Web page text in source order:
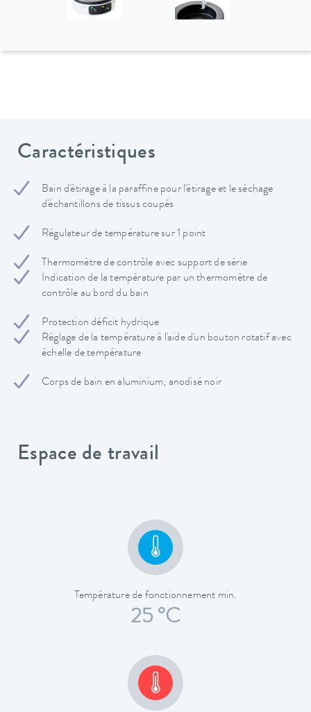
Caractéristiques
Bain d'étirage à la paraffine pour l'étirage et le séchage
d'échantillons de tissus coupés
Régulateur de température sur 1 point
Thermomètre de contrôle avec support de série
Indication de la température par un thermomètre de
contrôle au bord du bain
Protection déficit hydrique
Réglage de la température à l'aide d'un bouton rotatif avec
échelle de température
Corps de bain en aluminium, anodisé noir
Espace de travail
Température de fonctionnement min.
25 °C